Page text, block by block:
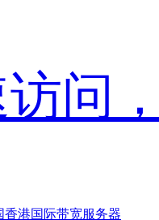
问
香港国际带宽服务器